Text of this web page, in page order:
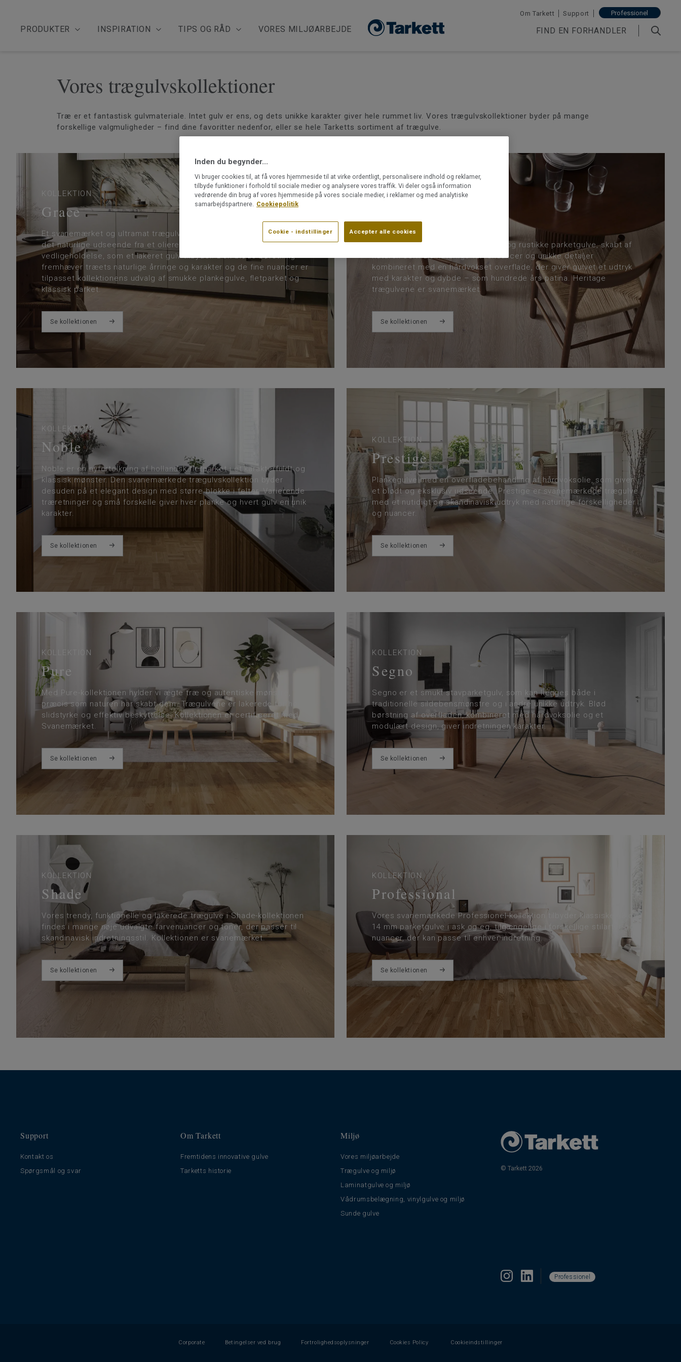
PRODUKTER INSPIRATION TIPS OG RÅD VORES MILJØARBEJDE
Om Tarkett Support Professionel
FIND EN FORHANDLER
Vores trægulvskollektioner
Træ er et fantastisk gulvmateriale. Intet gulv er ens, og dets unikke karakter giver hele rummet liv. Vores trægulvskollektioner byder på mange
forskellige valgmuligheder – find dine favoritter nedenfor, eller se hele Tarketts sortiment af trægulve.
KOLLEKTION
Grace
Et svanemærket og ultramat trægulv, hvor den unikke lak kombinerer
det naturlige udseende fra et olieret trægulv med den nemme
vedligeholdelse, som et lakeret gulv tilbyder. Den bløde børstning
fremhæver træets naturlige årringe og karakter og de fine nuancer er
tilpasset kollektionens udvalg af smukke plankegulve, fletparket og
klassisk parket.
Se kollektionen
Heritage
Heritage er vores mest autentiske og rustikke parketgulve, skabt af
naturen selv. De naturlige farvenuancer og unikke detaljer
kombineret med en hårdvokset overflade, der giver gulvet et udtryk
med karakter og dybde – som hundrede års patina. Heritage
trægulvene er svanemærket.
Se kollektionen
KOLLEKTION
Noble
Noble er en nyfortolkning af hollandsk fletparket i et karakterfuldt og
klassisk mønster. Den svanemærkede trægulvskollektion byder
desuden på et elegant design med større blokke i felter. Varierende
træretninger og små forskelle giver hver planke og hvert gulv en unik
karakter.
Se kollektionen
KOLLEKTION
Prestige
Plankegulve med en overfladebehandling af hårdvoksolie, som giver
et blødt og eksklusiv udseende. Prestige er svanemærkede trægulve
med et nutidigt og skandinavisk udtryk med naturlige forskelligheder
og nuancer.
Se kollektionen
KOLLEKTION
Pure
Med Pure-kollektionen hylder vi ægte træ og autentiske mønstre,
præcis som naturen har skabt dem. Trægulvene er lakerede for høj
slidstyrke og effektiv beskyttelse. Kollektionen er certificeret med
Svanemærket.
Se kollektionen
KOLLEKTION
Segno
Segno er et smukt stavparketgulv, som kan lægges både i
traditionelle sildebensmønstre og i andre unikke udtryk. Blød
børstning af overfladen, kombineret med hårdvoksolie og et
modulært design, giver indretningen karakter.
Se kollektionen
KOLLEKTION
Shade
Vores trendy, funktionelle og lakerede trægulve i Shade-kollektionen
findes i mange nøje udvalgte farvenuancer og toner, der passer til
skandinavisk indretningsstil. Kollektionen er svanemærket.
Se kollektionen
KOLLEKTION
Professional
Vores svanemærkede Professionel-kollektion tilbyder klassiske 13 og
14 mm parketgulve i ask og eg, tilgængelige i forskellige stilarter og
nuancer, der kan passe til enhver indretning.
Se kollektionen
Support
Kontakt os
Spørgsmål og svar
Om Tarkett
Fremtidens innovative gulve
Tarketts historie
Miljø
Vores miljøarbejde
Trægulve og miljø
Laminatgulve og miljø
Vådrumsbelægning, vinylgulve og miljø
Sunde gulve
© Tarkett 2026
Professionel
Corporate Betingelser ved brug Fortrolighedsoplysninger Cookies Policy Cookieindstillinger
Inden du begynder...
Vi bruger cookies til, at få vores hjemmeside til at virke ordentligt, personalisere indhold og reklamer,
tilbyde funktioner i forhold til sociale medier og analysere vores traffik. Vi deler også information
vedrørende din brug af vores hjemmeside på vores sociale medier, i reklamer og med analytiske
samarbejdspartnere. Cookiepolitik
Cookie - indstillinger Accepter alle cookies